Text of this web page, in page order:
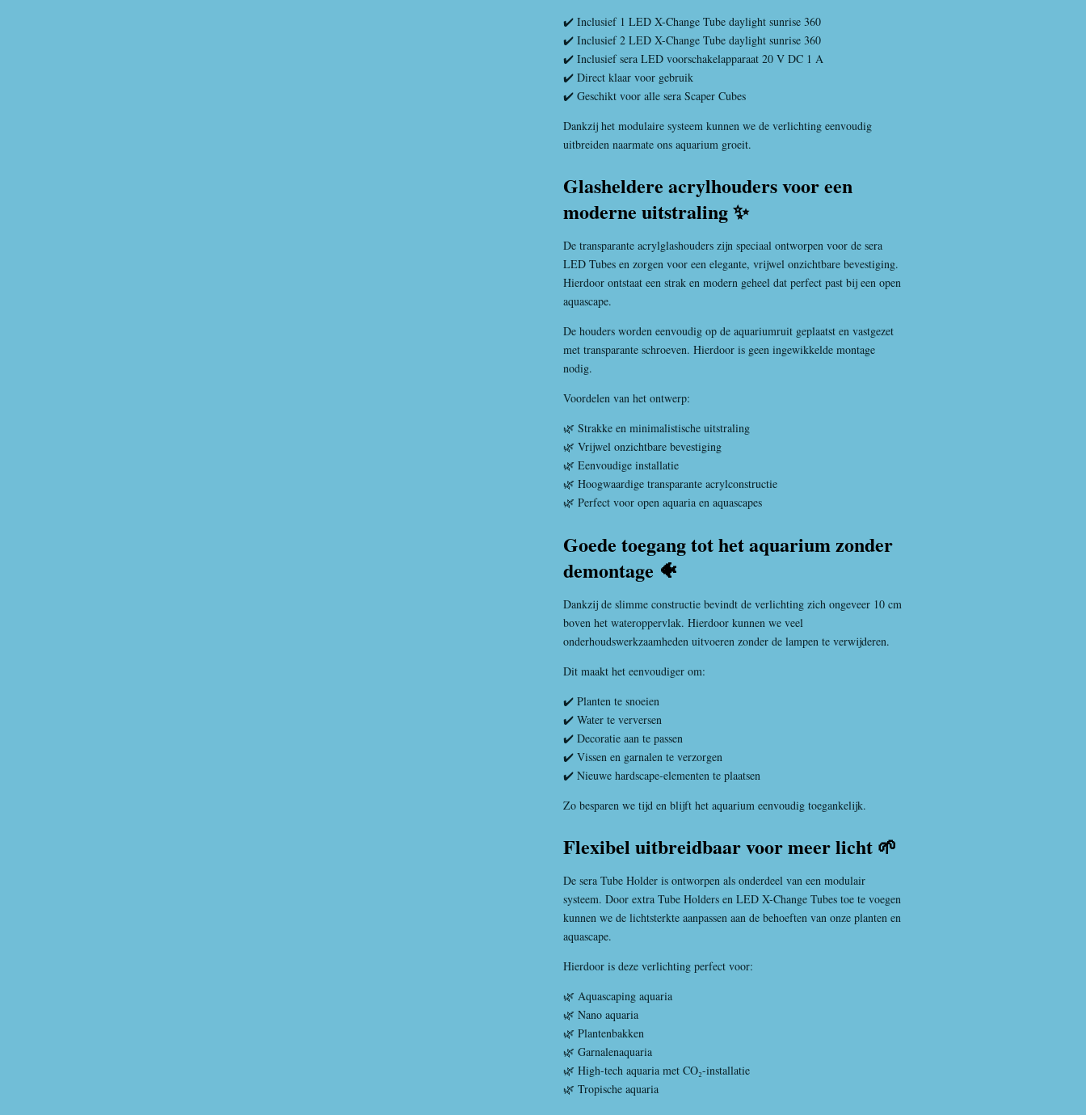
✔️ Inclusief 1 LED X-Change Tube daylight sunrise 360
✔️ Inclusief 2 LED X-Change Tube daylight sunrise 360
✔️ Inclusief sera LED voorschakelapparaat 20 V DC 1 A
✔️ Direct klaar voor gebruik
✔️ Geschikt voor alle sera Scaper Cubes
Dankzij het modulaire systeem kunnen we de verlichting eenvoudig
uitbreiden naarmate ons aquarium groeit.
Glasheldere acrylhouders voor een
moderne uitstraling ✨
De transparante acrylglashouders zijn speciaal ontworpen voor de sera
LED Tubes en zorgen voor een elegante, vrijwel onzichtbare bevestiging.
Hierdoor ontstaat een strak en modern geheel dat perfect past bij een open
aquascape.
De houders worden eenvoudig op de aquariumruit geplaatst en vastgezet
met transparante schroeven. Hierdoor is geen ingewikkelde montage
nodig.
Voordelen van het ontwerp:
🌿 Strakke en minimalistische uitstraling
🌿 Vrijwel onzichtbare bevestiging
🌿 Eenvoudige installatie
🌿 Hoogwaardige transparante acrylconstructie
🌿 Perfect voor open aquaria en aquascapes
Goede toegang tot het aquarium zonder
demontage 🐠
Dankzij de slimme constructie bevindt de verlichting zich ongeveer 10 cm
boven het wateroppervlak. Hierdoor kunnen we veel
onderhoudswerkzaamheden uitvoeren zonder de lampen te verwijderen.
Dit maakt het eenvoudiger om:
✔️ Planten te snoeien
✔️ Water te verversen
✔️ Decoratie aan te passen
✔️ Vissen en garnalen te verzorgen
✔️ Nieuwe hardscape-elementen te plaatsen
Zo besparen we tijd en blijft het aquarium eenvoudig toegankelijk.
Flexibel uitbreidbaar voor meer licht 🌱
De sera Tube Holder is ontworpen als onderdeel van een modulair
systeem. Door extra Tube Holders en LED X-Change Tubes toe te voegen
kunnen we de lichtsterkte aanpassen aan de behoeften van onze planten en
aquascape.
Hierdoor is deze verlichting perfect voor:
🌿 Aquascaping aquaria
🌿 Nano aquaria
🌿 Plantenbakken
🌿 Garnalenaquaria
🌿 High-tech aquaria met CO₂-installatie
🌿 Tropische aquaria